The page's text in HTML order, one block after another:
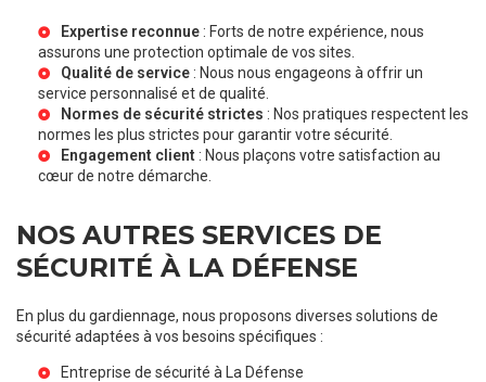
Expertise reconnue : Forts de notre expérience, nous
assurons une protection optimale de vos sites.
Qualité de service : Nous nous engageons à offrir un
service personnalisé et de qualité.
Normes de sécurité strictes : Nos pratiques respectent les
normes les plus strictes pour garantir votre sécurité.
Engagement client : Nous plaçons votre satisfaction au
cœur de notre démarche.
NOS AUTRES SERVICES DE
SÉCURITÉ À LA DÉFENSE
En plus du gardiennage, nous proposons diverses solutions de
sécurité adaptées à vos besoins spécifiques :
Entreprise de sécurité à La Défense